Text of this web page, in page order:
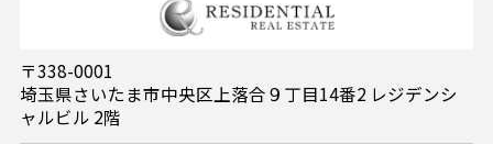
〒338-0001
埼玉県さいたま市中央区上落合９丁目14番2 レジデンシ
ャルビル 2階